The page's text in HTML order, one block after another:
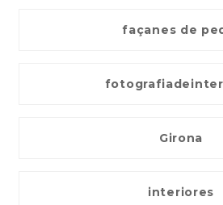
façanes de
Girona
interiores